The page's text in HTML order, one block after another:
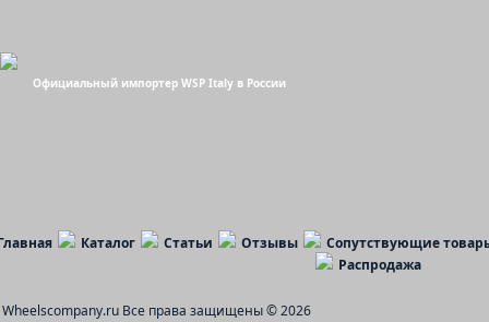
Официальный импортер WSP Italy в России
Каталог Статьи Отзывы
Сопутствующие
Распродажа
Wheelscompany.ru Все права защищены © 2026